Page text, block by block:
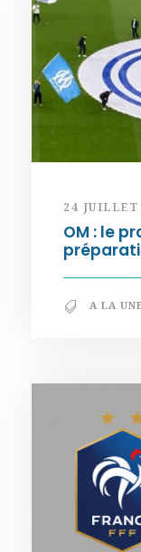
24 JUILLET
OM : le
A LA